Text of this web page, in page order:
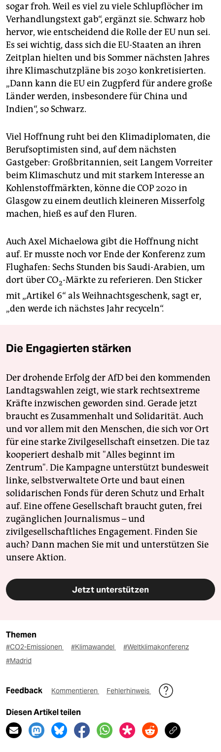
sogar froh. Weil es viel zu viele Schlupflöcher im
Verhandlungstext gab“, ergänzt sie. Schwarz hob
hervor, wie entscheidend die Rolle der EU nun sei.
Es sei wichtig, dass sich die EU-Staaten an ihren
Zeitplan hielten und bis Sommer nächsten Jahres
ihre Klimaschutzpläne bis 2030 konkretisierten.
„Dann kann die EU ein Zugpferd für andere große
Länder werden, insbesondere für China und
Indien“, so Schwarz.
Viel Hoffnung ruht bei den Klimadiplomaten, die
Berufsoptimisten sind, auf dem nächsten
Gastgeber: Großbritannien, seit Langem Vorreiter
beim Klimaschutz und mit starkem Interesse an
Kohlenstoffmärkten, könne die COP 2020 in
Glasgow zu einem deutlich kleineren Misserfolg
machen, hieß es auf den Fluren.
Auch Axel Michaelowa gibt die Hoffnung nicht
auf. Er musste noch vor Ende der Konferenz zum
Flughafen: Sechs Stunden bis Saudi-Arabien, um
dort über CO2-Märkte zu referieren. Den Sticker
mit „Artikel 6“ als Weihnachtsgeschenk, sagt er,
„den werde ich nächstes Jahr recyceln“.
Die Engagierten stärken
Der drohende Erfolg der AfD bei den kommenden
Landtagswahlen zeigt, wie stark rechtsextreme
Kräfte inzwischen geworden sind. Gerade jetzt
braucht es Zusammenhalt und Solidarität. Auch
und vor allem mit den Menschen, die sich vor Ort
für eine starke Zivilgesellschaft einsetzen. Die taz
kooperiert deshalb mit "Alles beginnt im
Zentrum". Die Kampagne unterstützt bundesweit
linke, selbstverwaltete Orte und baut einen
solidarischen Fonds für deren Schutz und Erhalt
auf. Eine offene Gesellschaft braucht guten, frei
zugänglichen Journalismus – und
zivilgesellschaftliches Engagement. Finden Sie
auch? Dann machen Sie mit und unterstützen Sie
unsere Aktion.
Jetzt unterstützen
Themen
#CO2-Emissionen #Klimawandel
#Weltklimakonferenz
#Madrid
Feedback Kommentieren Fehlerhinweis
Diesen Artikel teilen